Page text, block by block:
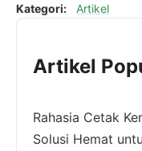
Kategori: Artikel
Artikel
Rahasia Cetak
Solusi Hemat